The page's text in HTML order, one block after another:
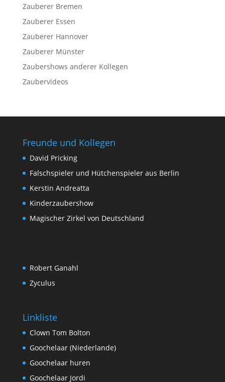
Zauberer Bremen
Zauberer Essen
Zauberer Hannover
Zauberer Münster
Zaubershows anderer Kollegen
Zaubervideos
Freunde und Kollegen
David Pricking
Falschspieler und Hütchenspieler aus Berlin
Kerstin Andreatta
Kinderzaubershow
Magischer Zirkel von Deutschland
Robert Ganahl
Zyculus
Linkliste
Clown Tom Bolton
Goochelaar (Niederlande)
Goochelaar huren
Goochelaar Jordi